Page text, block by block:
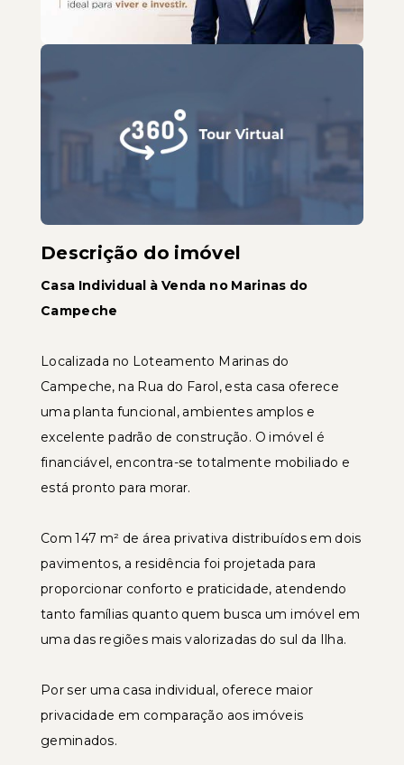
Descrição do imóvel
Casa Individual à Venda no Marinas do
Campeche
Localizada no Loteamento Marinas do
Campeche, na Rua do Farol, esta casa oferece
uma planta funcional, ambientes amplos e
excelente padrão de construção. O imóvel é
financiável, encontra-se totalmente mobiliado e
está pronto para morar.
Com 147 m² de área privativa distribuídos em dois
pavimentos, a residência foi projetada para
proporcionar conforto e praticidade, atendendo
tanto famílias quanto quem busca um imóvel em
uma das regiões mais valorizadas do sul da Ilha.
Por ser uma casa individual, oferece maior
privacidade em comparação aos imóveis
geminados.